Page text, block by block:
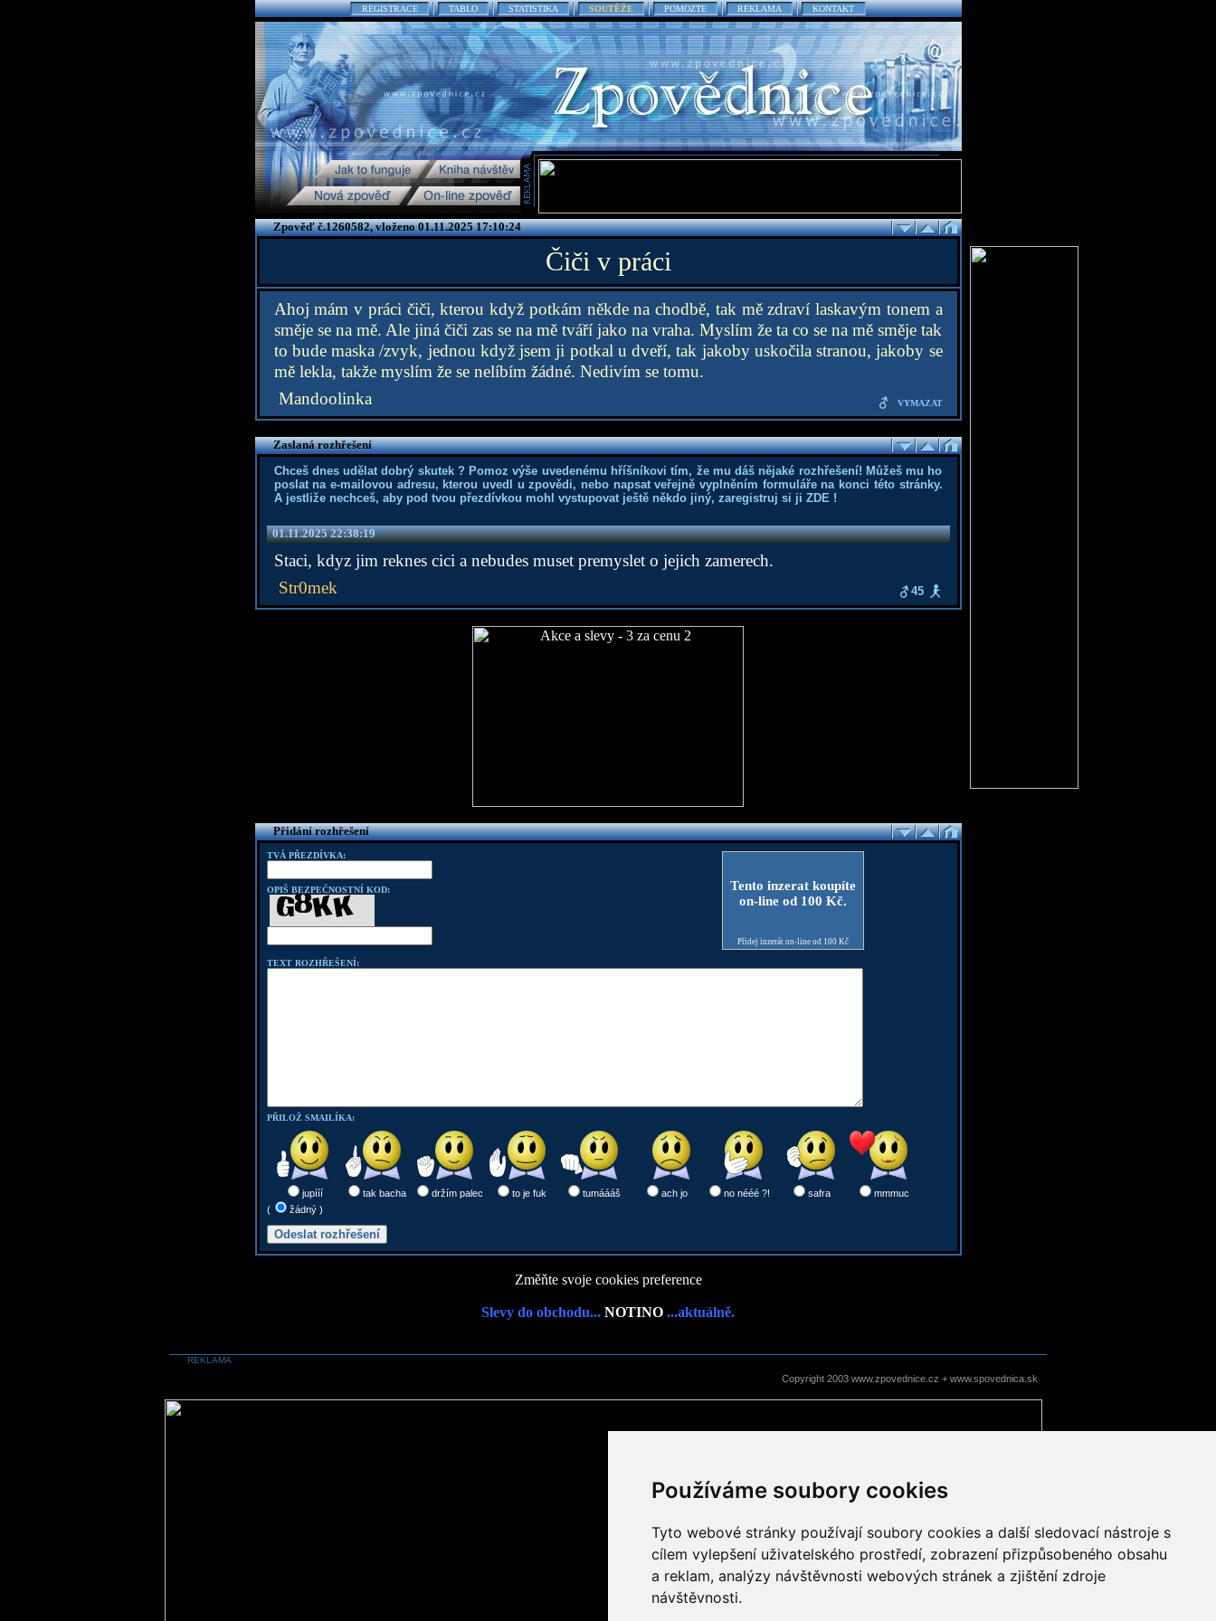
Používáme soubory cookies
Tyto webové stránky používají soubory cookies a další sledovací nástroje s
cílem vylepšení uživatelského prostředí, zobrazení přizpůsobeného obsahu
a reklam, analýzy návštěvnosti webových stránek a zjištění zdroje
návštěvnosti.
REGISTRACE TABLO STATISTIKA SOUTĚŽE POMOZTE REKLAMA KONTAKT
Zpověď č.1260582, vloženo 01.11.2025 17:10:24
Čiči v práci
Ahoj mám v práci čiči, kterou když potkám někde na chodbě, tak mě zdraví laskavým tonem a
směje se na mě. Ale jiná čiči zas se na mě tváří jako na vraha. Myslím že ta co se na mě směje tak
to bude maska /zvyk, jednou když jsem ji potkal u dveří, tak jakoby uskočila stranou, jakoby se
mě lekla, takže myslím že se nelíbím žádné. Nedivím se tomu.
Mandoolinka
VYMAZAT
Zaslaná rozhřešení
Chceš dnes udělat dobrý skutek ? Pomoz výše uvedenému hříšníkovi tím, že mu dáš nějaké rozhřešení! Můžeš mu ho
poslat na e-mailovou adresu, kterou uvedl u zpovědi, nebo napsat veřejně vyplněním formuláře na konci této stránky.
A jestliže nechceš, aby pod tvou přezdívkou mohl vystupovat ještě někdo jiný, zaregistruj si ji ZDE!
01.11.2025 22:38:19
Staci, kdyz jim reknes cici a nebudes muset premyslet o jejich zamerech.
Str0mek
45
Přidání rozhřešení
TVÁ PŘEZDÍVKA:
OPIŠ BEZPEČNOSTNÍ KOD:
Tento inzerat koupíte
on-line od 100 Kč.
Přidej inzerát on-line od 100 Kč
TEXT ROZHŘEŠENÍ:
PŘILOŽ SMAILÍKA:
jupííí tak bacha držím palec to je fuk tumáááš ach jo no nééé ?! safra
mmmuc
(
žádný )
Změňte svoje cookies preference
Slevy do obchodu... NOTINO ...aktuálně.
REKLAMA
Copyright 2003 www.zpovednice.cz + www.spovednica.sk